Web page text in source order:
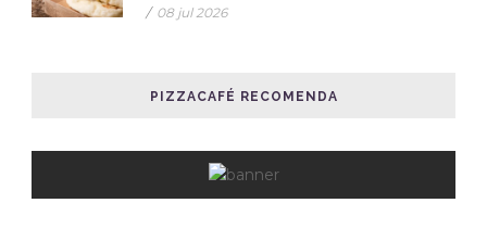
/ 08 jul 2026
PIZZACAFÉ RECOMENDA